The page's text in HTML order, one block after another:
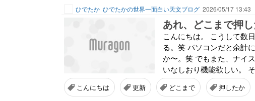
ひでたか ひでたかの世界一面白い天文ブログ 2026/05/17 13:43
あれ、どこまで押
こんにちは。 こうして数
る。笑 パソコンだと余計
か〜。笑 でもまた、ナイ
いなしおり機能欲しい。
こんにちは 更新 どこまで 押したか